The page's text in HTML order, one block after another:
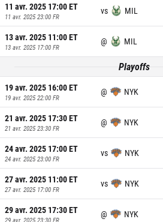
11 avr. 2025 17:00ET
11 avr. 2025 23:00 FR
vs MIL
13 avr. 2025 11:00ET
13 avr. 2025 17:00 FR
@ MIL
Playoffs
19 avr. 2025 16:00ET
19 avr. 2025 22:00 FR
@ NYK
21 avr. 2025 17:30ET
21 avr. 2025 23:30 FR
@ NYK
24 avr. 2025 17:00ET
24 avr. 2025 23:00 FR
vs NYK
27 avr. 2025 11:00ET
27 avr. 2025 17:00 FR
vs NYK
29 avr. 2025 17:30ET
29 avr. 2025 23:30 FR
@ NYK